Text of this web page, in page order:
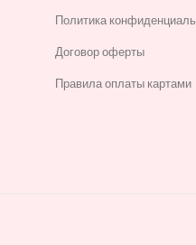
Политика
Договор оферты
Правила оплаты картами